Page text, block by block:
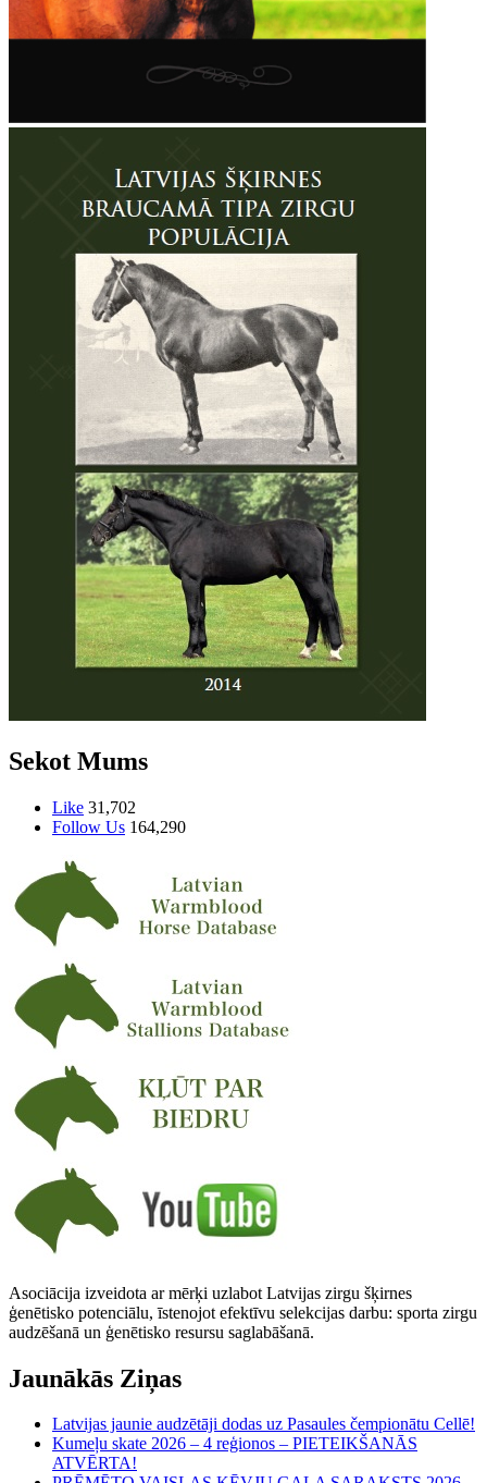
Sekot Mums
Like 31,702
Follow Us 164,290
Asociācija izveidota ar mērķi uzlabot Latvijas zirgu šķirnes
ģenētisko potenciālu, īstenojot efektīvu selekcijas darbu: sporta zirgu
audzēšanā un ģenētisko resursu saglabāšanā.
Jaunākās Ziņas
Latvijas jaunie audzētāji dodas uz Pasaules čempionātu Cellē!
Kumeļu skate 2026 – 4 reģionos – PIETEIKŠANĀS
ATVĒRTA!